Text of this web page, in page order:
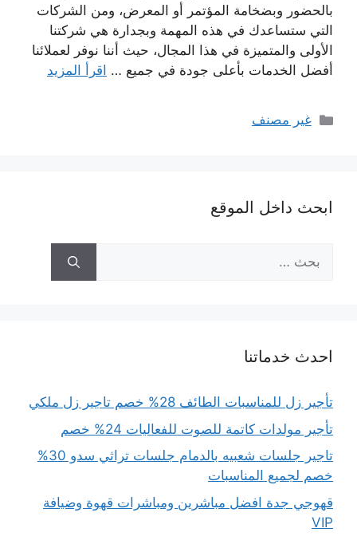
بالحضور وبضخامة المؤتمر أو المعرض، ومن الشركات
التي ستساعدك في هذه المهمة وبجدارة هي شركتنا
الأولى والمتميزة في هذا المجال، حيث أننا نوفر لعملائنا
أفضل الخدمات بأعلى جودة في جميع … اقرأ المزيد
التصنيفات
غير مصنف
ابحث داخل الموقع
عن:
احدث خدماتنا
تأجير زل للمناسبات الطائف 28% خصم تاجير زل ملكي
تأجير مولدات كاتمة للصوت للفعاليات 24% خصم
تاجير جلسات شعبيه بالدمام جلسات تراثي سدو 30%
خصم لجميع المناسبات
قهوجي جدة افضل مباشرين ومباشرات قهوة وضيافة
VIP